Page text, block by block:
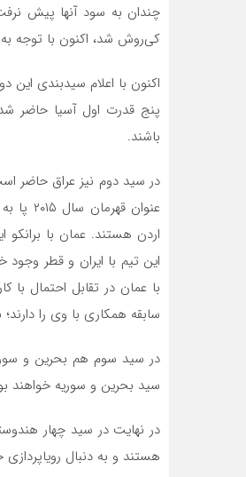
چندان به سود آنها پیش
کی‌روش شد، اکنون با توجه به
اکنون با اعلام سیدبندی این
پنج قدرت اول آسیا حاضر
باشند.
در سید دوم نیز عراق حاضر
اردن هستند. عمان با
این تیم با ایران و قطر
با عمان در تقابل احتمال با
سابقه همکاری با وی را
در سید سوم هم بحرین و
سید بحرین و سوریه خواهند
در نهایت در سید چهار
هستند و به دنبال